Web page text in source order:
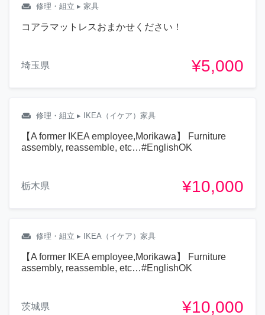
weekend 修理・組立 ▸ 家具
コアラマットレスおまかせください！
埼玉県 ¥5,000
weekend 修理・組立 ▸ IKEA（イケア）家具
【A former IKEA employee,Morikawa】 Furniture
assembly, reassemble, etc…#EnglishOK
栃木県 ¥10,000
weekend 修理・組立 ▸ IKEA（イケア）家具
【A former IKEA employee,Morikawa】 Furniture
assembly, reassemble, etc…#EnglishOK
茨城県 ¥10,000